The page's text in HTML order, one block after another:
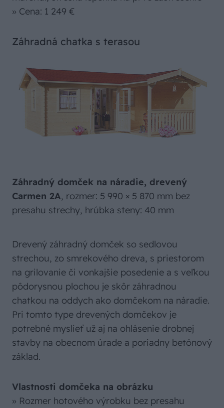
» Cena: 1 249 €
Záhradná chatka s terasou
Záhradný domček na náradie, drevený
Carmen 2A, rozmer: 5 990 × 5 870 mm bez
presahu strechy, hrúbka steny: 40 mm
Drevený záhradný domček so sedlovou
strechou, zo smrekového dreva, s priestorom
na grilovanie či vonkajšie posedenie a s veľkou
pôdorysnou plochou je skôr záhradnou
chatkou na oddych ako domčekom na náradie.
Pri tomto type drevených domčekov je
potrebné myslieť už aj na ohlásenie drobnej
stavby na obecnom úrade a poriadny betónový
základ.
Vlastnosti domčeka na obrázku
» Rozmer hotového výrobku bez presahu